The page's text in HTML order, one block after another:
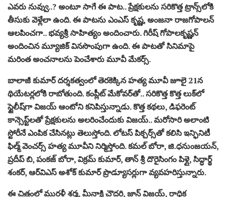
ఎవరు నువ్వు..? అంటూ సాగే ఈ పాట.. ప్రేక్షకులను సరికొత్త ట్రాన్స్‌లోకి
తీసుకు వెళ్లేలా ఉంది. ఈ పాటను ఎంఎస్ కృష్ణ, అంజనా రాజగోపాలన్
ఆలపించగా.. భవ్యశ్రీ సాహిత్యం అందించారు. గిరీష్ గోపాలకృష్ణన్
అందించిన మ్యూజిక్ వినసొంపుగా ఉంది. ఈ పాటతో సినిమాపై
మరింత అంచనాలను పెంచేశారు మూవీ మేకర్స్.
బాలాజీ కుమార్ దర్శకత్వంలో తెరకెక్కిన హత్య మూవీ జూలై 21న
థియేటర్లలోకి రాబోతుంది. కంప్లీట్ మేకోవర్‌తో.. సరికొత్త కొత్త లుక్‌లో
స్టైలీష్‌గా విజయ్ ఆంటోని కనిపిస్తున్నాడు. కొత్త కథలు, డిఫరెంట్
కాన్సెప్ట్‌లతో ప్రేక్షకులను అలరించేందుకు విజయ్.. మరోసారి అలాంటి
స్టోరీనే ఎంపిక చేసినట్లు తెలుస్తోంది. లోటస్ పిక్చర్స్‌తో కలిసి ఇన్ఫినిటీ
ఫిల్మ్ వెంచర్స్ హత్య మూవీని నిర్మిస్తోంది. కమల్ బోరా, జి.ధనుంజయన్,
ప్రదీప్ బి, పంకజ్ బోరా, విక్రమ్ కుమార్, తాన్ శ్రీ దొరైసింగం పిళ్లై, సిద్ధార్థ్
శంకర్, ఆర్‌విఎస్ అశోక్ కుమార్ ప్రొడ్యూసర్లుగా వ్యవహరిస్తున్నారు.
ఈ చిత్రంలో మురళీ శర్మ, మీనాక్షి చౌదరి, జాన్ విజయ్, రాధిక